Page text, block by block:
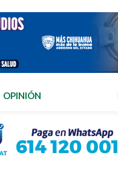
OPINIÓN